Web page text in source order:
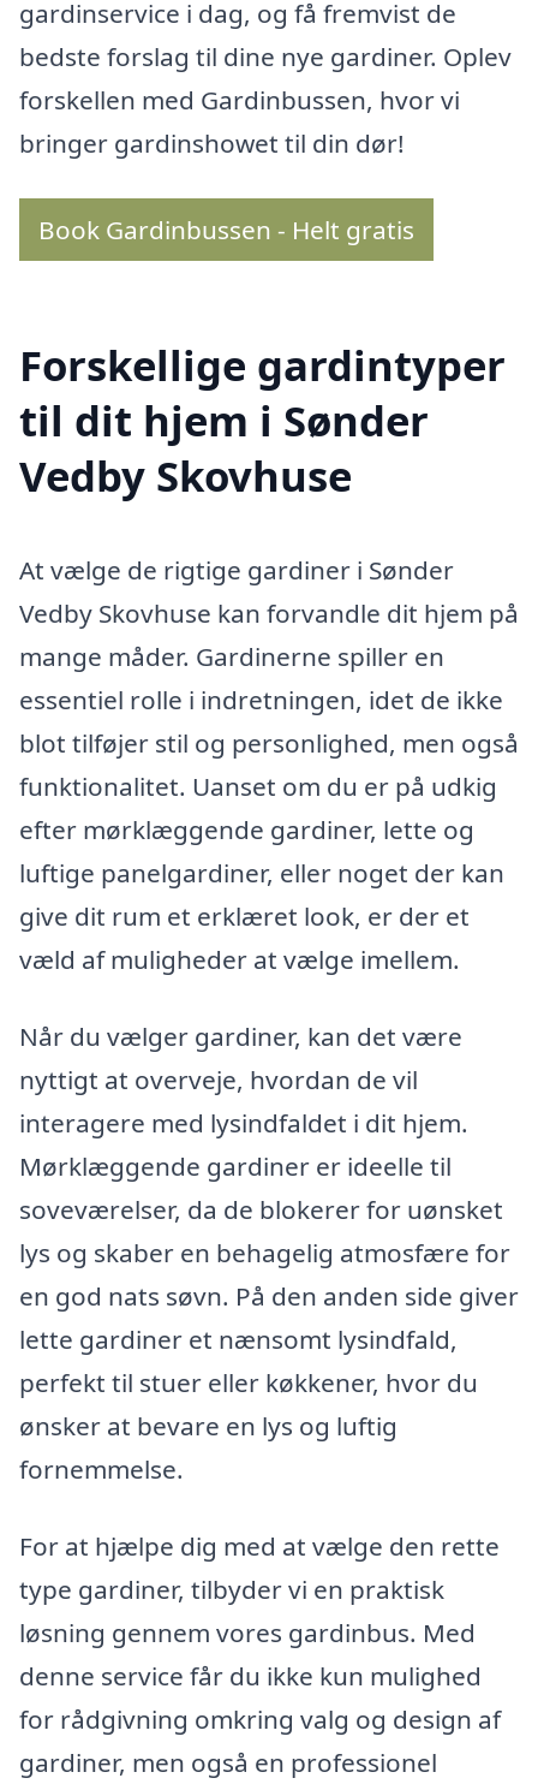
gardinservice i dag, og få fremvist de
bedste forslag til dine nye gardiner. Oplev
forskellen med Gardinbussen, hvor vi
bringer gardinshowet til din dør!
Book Gardinbussen - Helt gratis
Forskellige gardintyper
til dit hjem i Sønder
Vedby Skovhuse
At vælge de rigtige gardiner i Sønder
Vedby Skovhuse kan forvandle dit hjem på
mange måder. Gardinerne spiller en
essentiel rolle i indretningen, idet de ikke
blot tilføjer stil og personlighed, men også
funktionalitet. Uanset om du er på udkig
efter mørklæggende gardiner, lette og
luftige panelgardiner, eller noget der kan
give dit rum et erklæret look, er der et
væld af muligheder at vælge imellem.
Når du vælger gardiner, kan det være
nyttigt at overveje, hvordan de vil
interagere med lysindfaldet i dit hjem.
Mørklæggende gardiner er ideelle til
soveværelser, da de blokerer for uønsket
lys og skaber en behagelig atmosfære for
en god nats søvn. På den anden side giver
lette gardiner et nænsomt lysindfald,
perfekt til stuer eller køkkener, hvor du
ønsker at bevare en lys og luftig
fornemmelse.
For at hjælpe dig med at vælge den rette
type gardiner, tilbyder vi en praktisk
løsning gennem vores gardinbus. Med
denne service får du ikke kun mulighed
for rådgivning omkring valg og design af
gardiner, men også en professionel